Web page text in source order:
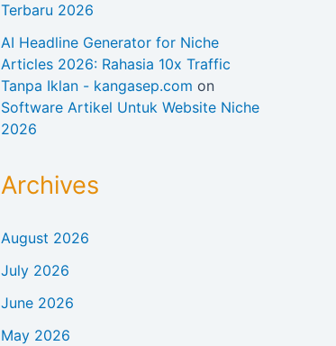
Terbaru 2026
AI Headline Generator for Niche
Articles 2026: Rahasia 10x Traffic
Tanpa Iklan - kangasep.com on
Software Artikel Untuk Website Niche
2026
Archives
August 2026
July 2026
June 2026
May 2026